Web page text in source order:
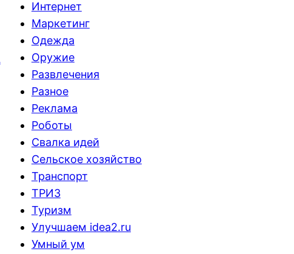
Интернет
Маркетинг
Одежда
Оружие
Развлечения
Разное
Реклама
Роботы
Свалка идей
Сельское хозяйство
Транспорт
ТРИЗ
Туризм
Улучшаем idea2.ru
Умный ум